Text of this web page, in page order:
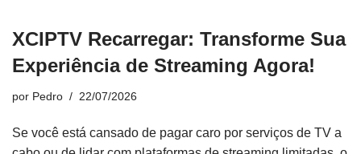
XCIPTV Recarregar: Transforme Sua
Experiência de Streaming Agora!
por Pedro 22/07/2026
Se você está cansado de pagar caro por serviços de TV a